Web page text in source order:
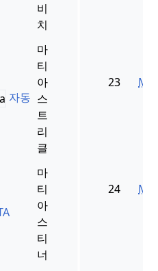
비
치
자동
마
티
아
스
트
리
클
마
티
아
스
티
너
23 MF
24 MF